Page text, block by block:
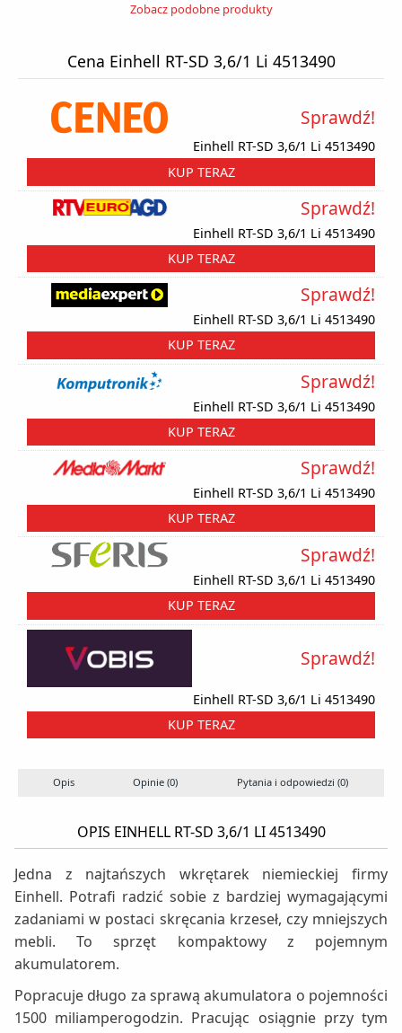
Zobacz podobne produkty
Cena Einhell RT-SD 3,6/1 Li 4513490
Einhell RT-SD 3,6/1 Li 4513490
Sprawdź!
KUP TERAZ
Einhell RT-SD 3,6/1 Li 4513490
Sprawdź!
KUP TERAZ
Einhell RT-SD 3,6/1 Li 4513490
Sprawdź!
KUP TERAZ
Einhell RT-SD 3,6/1 Li 4513490
Sprawdź!
KUP TERAZ
Einhell RT-SD 3,6/1 Li 4513490
Sprawdź!
KUP TERAZ
Einhell RT-SD 3,6/1 Li 4513490
Sprawdź!
KUP TERAZ
Einhell RT-SD 3,6/1 Li 4513490
Sprawdź!
KUP TERAZ
Opis Opinie (0) Pytania i odpowiedzi (0)
OPIS EINHELL RT-SD 3,6/1 LI 4513490
Jedna z najtańszych wkrętarek niemieckiej firmy
Einhell. Potrafi radzić sobie z bardziej wymagającymi
zadaniami w postaci skręcania krzeseł, czy mniejszych
mebli. To sprzęt kompaktowy z pojemnym
akumulatorem.
Popracuje długo za sprawą akumulatora o pojemności
1500 miliamperogodzin. Pracując osiągnie przy tym